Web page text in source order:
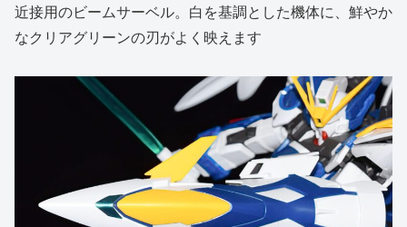
近接用のビームサーベル。白を基調とした機体に、鮮やか
なクリアグリーンの刃がよく映えます